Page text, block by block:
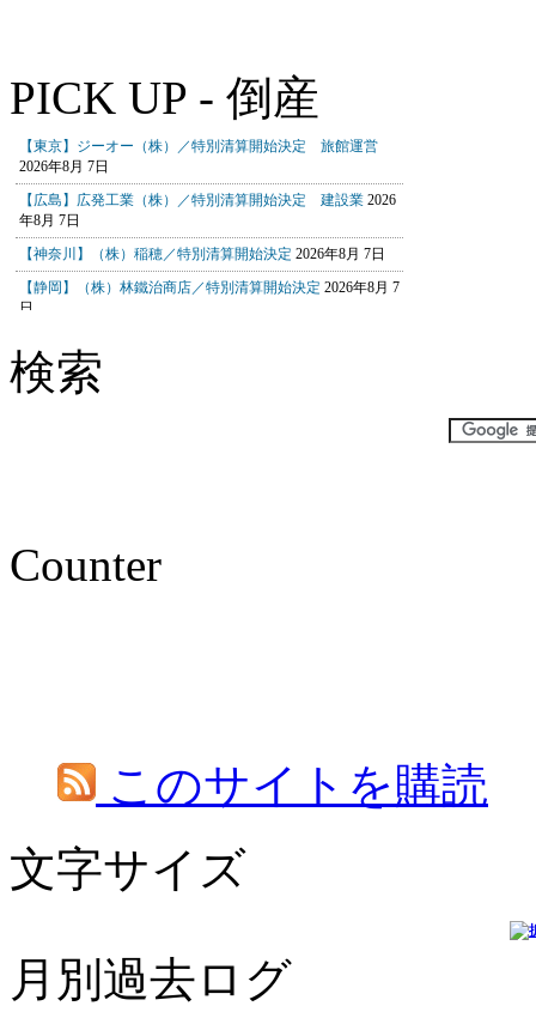
PICK UP - 倒産
検索
Counter
このサイトを購読
文字サイズ
月別過去ログ